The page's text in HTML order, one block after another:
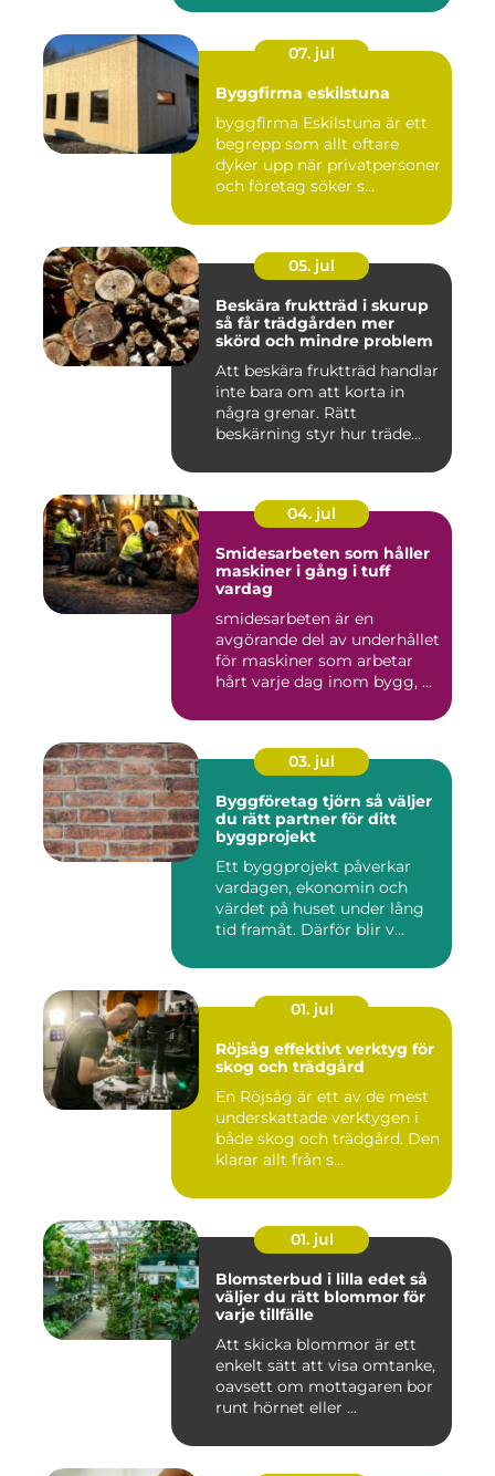
07. jul
Byggfirma eskilstuna
byggfirma Eskilstuna är ett
begrepp som allt oftare
dyker upp när privatpersoner
och företag söker s...
05. jul
Beskära fruktträd i skurup
så får trädgården mer
skörd och mindre problem
Att beskära fruktträd handlar
inte bara om att korta in
några grenar. Rätt
beskärning styr hur träde...
04. jul
Smidesarbeten som håller
maskiner i gång i tuff
vardag
smidesarbeten är en
avgörande del av underhållet
för maskiner som arbetar
hårt varje dag inom bygg, ...
03. jul
Byggföretag tjörn så väljer
du rätt partner för ditt
byggprojekt
Ett byggprojekt påverkar
vardagen, ekonomin och
värdet på huset under lång
tid framåt. Därför blir v...
01. jul
Röjsåg effektivt verktyg för
skog och trädgård
En Röjsåg är ett av de mest
underskattade verktygen i
både skog och trädgård. Den
klarar allt från s...
01. jul
Blomsterbud i lilla edet så
väljer du rätt blommor för
varje tillfälle
Att skicka blommor är ett
enkelt sätt att visa omtanke,
oavsett om mottagaren bor
runt hörnet eller ...